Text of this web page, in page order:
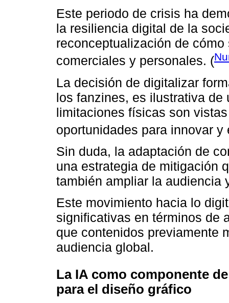
Este periodo de crisis ha
la resiliencia digital de la
reconceptualización de
comerciales y personales. (
La decisión de digitalizar
los fanzines, es ilustrativa de
limitaciones físicas son
oportunidades para innovar
Sin duda, la adaptación de
una estrategia de mitigación
también ampliar la audiencia
Este movimiento hacia lo
significativas en términos de
que contenidos previamente
audiencia global.
La IA como componente
para el diseño gráfico